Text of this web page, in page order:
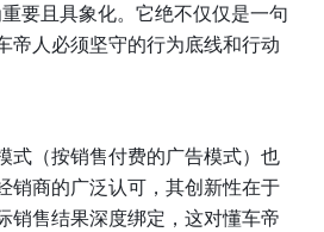
要且具象化。它绝不仅仅是一句
帝人必须坚守的行为底线和行动
式（按销售付费的广告模式）也
销商的广泛认可，其创新性在于
销售结果深度绑定，这对懂车帝